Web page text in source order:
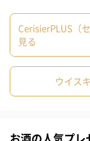
商品詳細情報
アルコール度
40度
CerisierPLUS（
見る
ウイス